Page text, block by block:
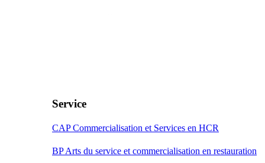
Service
CAP Commercialisation et Services en HCR
BP Arts du service et commercialisation en restauration